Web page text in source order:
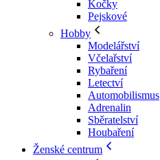
Kočky
Pejskové
Hobby
Modelářství
Včelařství
Rybaření
Letectví
Automobilismus
Adrenalin
Sběratelství
Houbaření
Ženské centrum